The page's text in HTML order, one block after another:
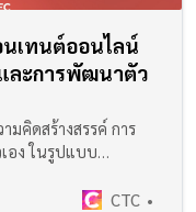
นเทนต์ออนไลน์
ละการพัฒนาตัว
มคิดสร้างสรรค์ การ
อง ในรูปแบบ
CTC